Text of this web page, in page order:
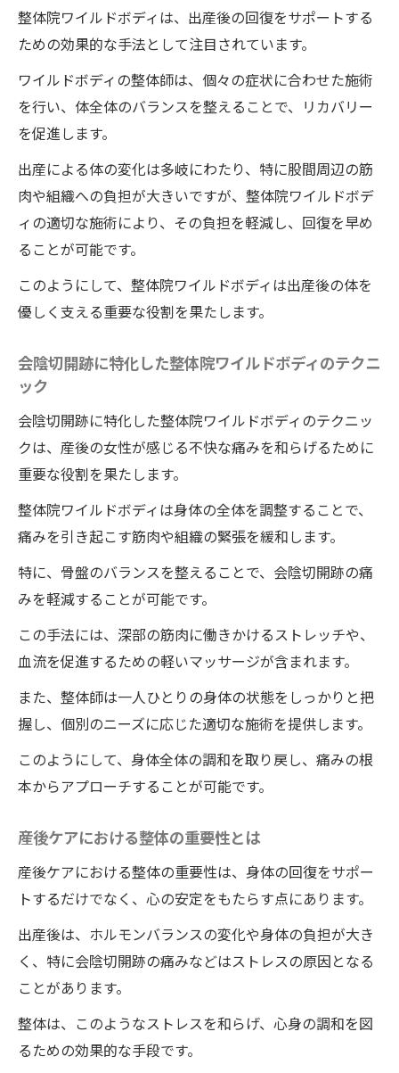
優しく解消する方法
整体院ワイルドボディの施術が産後の痛み
に効くメカニズム
痛みを和らげるための整体院ワイルドボデ
ィの施術
ワイルドボディでの産後整体による痛み解
消のコツ
整体院ワイルドボディの施術がもたらす痛
み軽減の実感
産後の痛みを整体院ワイルドボディの施術
が解決に導くプロセス
消法の紹介
会陰切開跡に悩むママを救う徳島の整体院ワイ
ルドボディの施術
会陰切開跡に特化した整体院ワイルドボデ
徳島県のママたちが信頼する整体師の技
会陰切開痕の痛みを優しく緩和
産後の会陰切開跡に効果的な整体院ワイル
整体院ワイルドボディの施術で会陰切開跡
ワイルドボディの整体師が提案する会陰切
出産後の痛みを整体でケアするワイルドボディ
の整体専門家
出産後専門の整体師によるケアの実際
ワイルドボディの専門家が提供する産後整
体の特徴
整体院ワイルドボディの施術で出産後の痛
みを解消する秘訣
痛みを和らげる徳島の整体のプロフェッシ
産後の痛みに効く徳島の整体院ワイルドボ
整体院ワイルドボディは、出産後の回復をサポートする
ための効果的な手法として注目されています。
ワイルドボディの整体師は、個々の症状に合わせた施術
を行い、体全体のバランスを整えることで、リカバリー
を促進します。
出産による体の変化は多岐にわたり、特に股間周辺の筋
肉や組織への負担が大きいですが、整体院ワイルドボデ
ィの適切な施術により、その負担を軽減し、回復を早め
ることが可能です。
このようにして、整体院ワイルドボディは出産後の体を
優しく支える重要な役割を果たします。
会陰切開跡に特化した整体院ワイルドボディのテクニ
ック
会陰切開跡に特化した整体院ワイルドボディのテクニッ
クは、産後の女性が感じる不快な痛みを和らげるために
重要な役割を果たします。
整体院ワイルドボディは身体の全体を調整することで、
痛みを引き起こす筋肉や組織の緊張を緩和します。
特に、骨盤のバランスを整えることで、会陰切開跡の痛
みを軽減することが可能です。
この手法には、深部の筋肉に働きかけるストレッチや、
血流を促進するための軽いマッサージが含まれます。
また、整体師は一人ひとりの身体の状態をしっかりと把
握し、個別のニーズに応じた適切な施術を提供します。
このようにして、身体全体の調和を取り戻し、痛みの根
本からアプローチすることが可能です。
産後ケアにおける整体の重要性とは
産後ケアにおける整体の重要性は、身体の回復をサポー
トするだけでなく、心の安定をもたらす点にあります。
出産後は、ホルモンバランスの変化や身体の負担が大き
く、特に会陰切開跡の痛みなどはストレスの原因となる
ことがあります。
整体は、このようなストレスを和らげ、心身の調和を図
るための効果的な手段です。